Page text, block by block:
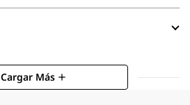
Cargar Más add